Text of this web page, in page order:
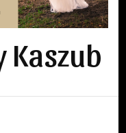
Kaszub